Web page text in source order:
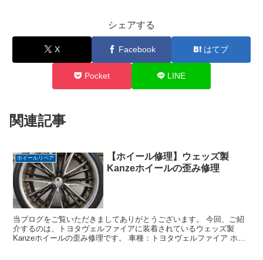
シェアする
X Facebook はてブ
Pocket LINE
関連記事
ホイールリペア
【ホイール修理】ウェッズ製
Kanzeホイールの歪み修理
当ブログをご覧いただきましてありがとうございます。 今回、ご紹
介するのは、トヨタヴェルファイアに装着されているウェッズ製
Kanzeホイールの歪み修理です。 車種：トヨタヴェルファイア ホイ